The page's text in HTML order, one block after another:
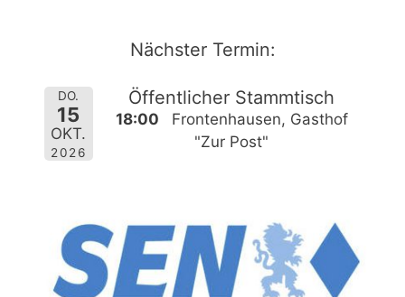
Nächster Termin:
DO.
15
OKT.
2026
Öffentlicher Stammtisch
18:00
Frontenhausen, Gasthof
"Zur Post"